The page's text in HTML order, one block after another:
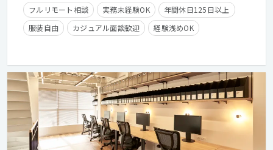
フルリモート相談 実務未経験OK
年間休日125日以上
服装自由
カジュアル面談歓迎
経験浅めOK
産休・育休実績有り
フレックスタイム制
学歴不問
経験者優遇
第二新卒歓迎